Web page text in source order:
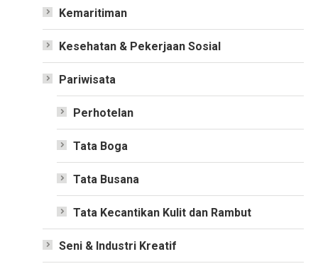
Kemaritiman
Kesehatan & Pekerjaan Sosial
Pariwisata
Perhotelan
Tata Boga
Tata Busana
Tata Kecantikan Kulit dan Rambut
Seni & Industri Kreatif